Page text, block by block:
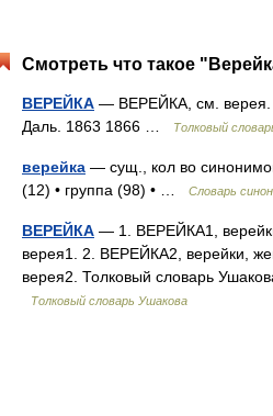
Смотреть что такое
ВЕРЕЙКА — ВЕРЕЙКА, см. верея.
Даль. 1863 1866 …
Толковый
верейка — сущ., кол во
(12) • группа (98) • …
Словарь
ВЕРЕЙКА — 1. ВЕРЕЙКА1,
верея1. 2. ВЕРЕЙКА2, верейки,
верея2. Толковый словарь
Толковый словарь Ушакова